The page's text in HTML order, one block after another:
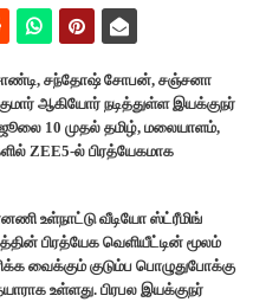
சாண்டி, சந்தோஷ் சோபன், சஞ்சனா
ஆகியோர் நடித்துள்ள இயக்குநர்
10 முதல் தமிழ், மலையாளம்,
ZEE5-ல் பிரத்யேகமாக
உள்நாட்டு வீடியோ ஸ்ட்ரீமிங்
பிரத்யேக வெளியீட்டின் மூலம்
வைக்கும் குடும்ப பொழுதுபோக்கு
உள்ளது. பிரபல இயக்குநர்